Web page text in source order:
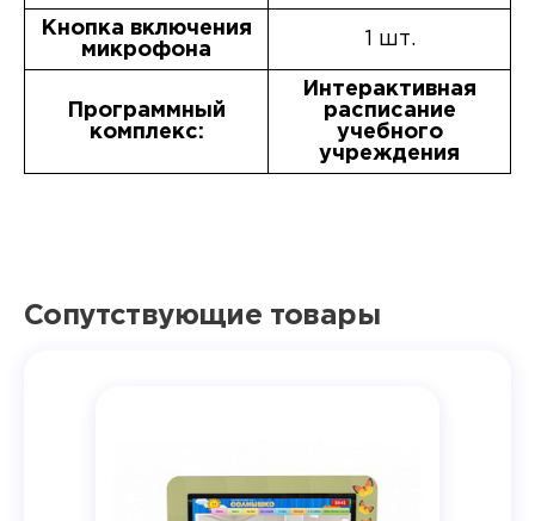
Кнопка включения
микрофона
1 шт.
Программный
комплекс:
Интерактивная
расписание
учебного
учреждения
Сопутствующие товары